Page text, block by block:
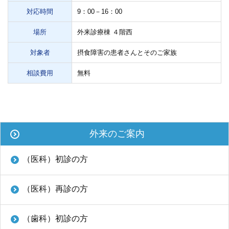
採用情報
本院の先進医療
内視鏡外科手術
関連リンク
サイトポリシー
中文
対応時間 9：00－16：00
場所 外来診療棟 ４階西
対象者 摂食障害の患者さんとそのご家族
相談費用 無料
外来のご案内
（医科）初診の方
（医科）再診の方
（歯科）初診の方